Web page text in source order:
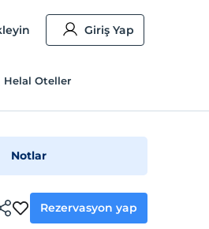
Giriş Yap
Helal Oteller
Notlar
Rezervasyon yap